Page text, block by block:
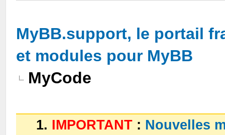
MyBB.support, le portail
et modules pour MyBB
MyCode
1. IMPORTANT : Nouvelles